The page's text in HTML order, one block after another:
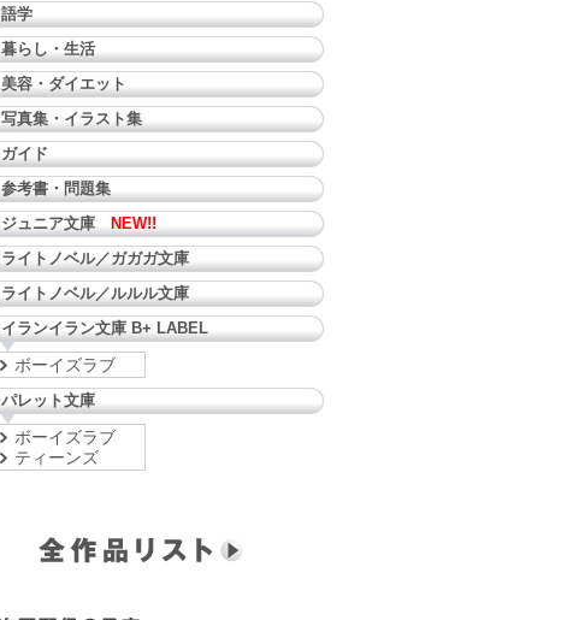
語学
暮らし・生活
美容・ダイエット
写真集・イラスト集
ガイド
参考書・問題集
ジュニア文庫
NEW!!
ライトノベル／ガガガ文庫
ライトノベル／ルルル文庫
イランイラン文庫 B+ LABEL
ボーイズラブ
パレット文庫
ボーイズラブ
ティーンズ